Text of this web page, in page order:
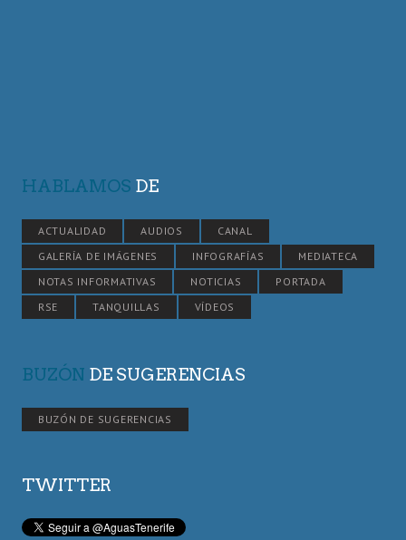
HABLAMOS DE
ACTUALIDAD AUDIOS
CANAL
GALERÍA DE IMÁGENES
INFOGRAFÍAS
MEDIATECA
NOTAS INFORMATIVAS
NOTICIAS
PORTADA
RSE
TANQUILLAS VÍDEOS
BUZÓN DE SUGERENCIAS
BUZÓN DE SUGERENCIAS
TWITTER